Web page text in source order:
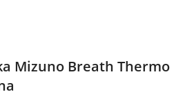
Mizuno Breath Thermo